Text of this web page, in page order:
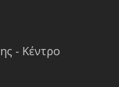
- Κέντρο